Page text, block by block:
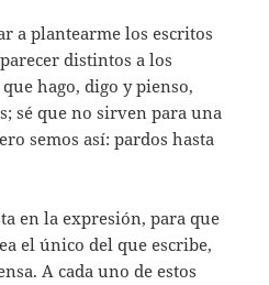
a plantearme los escritos
distintos a los
hago, digo y pienso,
sé que no sirven para una
semos así: pardos hasta
en la expresión, para que
el único del que escribe,
A cada uno de estos